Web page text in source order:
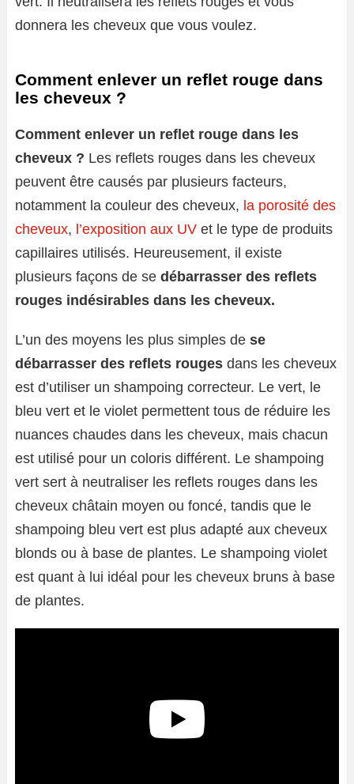
donnera les cheveux que vous voulez.
Comment enlever un reflet rouge dans
les cheveux ?
Comment enlever un reflet rouge dans les
cheveux ? Les reflets rouges dans les cheveux
peuvent être causés par plusieurs facteurs,
notamment la couleur des cheveux, la porosité des
cheveux, l’exposition aux UV et le type de produits
capillaires utilisés. Heureusement, il existe
plusieurs façons de se débarrasser des reflets
rouges indésirables dans les cheveux.
L’un des moyens les plus simples de se
débarrasser des reflets rouges dans les cheveux
est d’utiliser un shampoing correcteur. Le vert, le
bleu vert et le violet permettent tous de réduire les
nuances chaudes dans les cheveux, mais chacun
est utilisé pour un coloris différent. Le shampoing
vert sert à neutraliser les reflets rouges dans les
cheveux châtain moyen ou foncé, tandis que le
shampoing bleu vert est plus adapté aux cheveux
blonds ou à base de plantes. Le shampoing violet
est quant à lui idéal pour les cheveux bruns à base
de plantes.